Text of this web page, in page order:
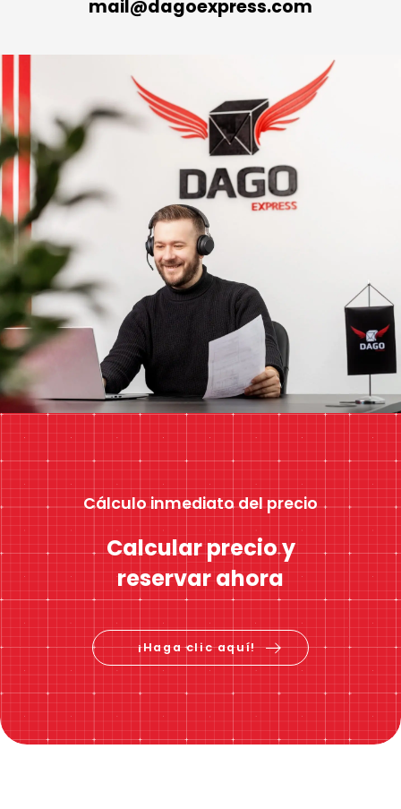
mail@dagoexpress.com
Cálculo inmediato del precio
Calcular precio y
reservar ahora
¡Haga clic aquí!